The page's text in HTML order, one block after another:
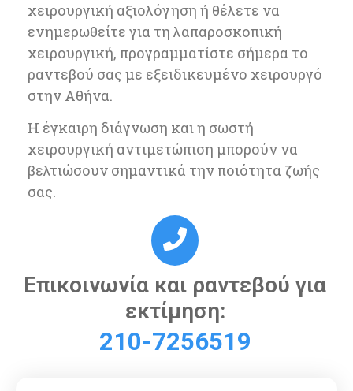
χειρουργική αξιολόγηση ή θέλετε να
ενημερωθείτε για τη λαπαροσκοπική
χειρουργική, προγραμματίστε σήμερα το
ραντεβού σας με εξειδικευμένο χειρουργό
στην Αθήνα.
Η έγκαιρη διάγνωση και η σωστή
χειρουργική αντιμετώπιση μπορούν να
βελτιώσουν σημαντικά την ποιότητα ζωής
σας.
Επικοινωνία και ραντεβού για
εκτίμηση:
210-7256519